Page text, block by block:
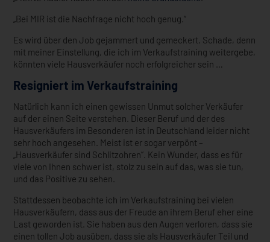
„Bei MIR ist die Nachfrage nicht hoch genug.“
Es wird über den Job gejammert und gemeckert. Schade, denn
mit meiner Einstellung, die ich im Verkaufstraining weitergebe,
könnten viele Hausverkäufer noch erfolgreicher sein …
Resigniert im Verkaufstraining
Natürlich kann ich einen gewissen Unmut solcher Verkäufer
auf der einen Seite verstehen. Dieser Beruf und der des
Hausverkäufers im Besonderen ist in Deutschland leider nicht
sehr hoch angesehen. Meist ist er sogar verpönt –
„Hausverkäufer sind Schlitzohren“. Kein Wunder, dass es für
viele von Ihnen schwer ist, stolz zu sein auf das, was sie tun,
und das Positive zu sehen.
Stattdessen beobachte ich im Verkaufstraining bei vielen
Hausverkäufern, dass aus der Freude an ihrem Beruf eher eine
Last geworden ist. Sie haben aus den Augen verloren, dass sie
einen tollen Job ausüben, dass sie als Hausverkäufer Teil und